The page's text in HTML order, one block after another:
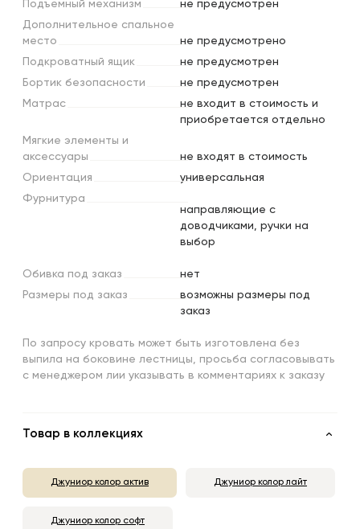
Подъемный механизм
не предусмотрен
Дополнительное спальное
место
не предусмотрено
Подкроватный ящик
не предусмотрен
Бортик безопасности
не предусмотрен
Матрас
не входит в стоимость и
приобретается отдельно
Мягкие элементы и
аксессуары
не входят в стоимость
Ориентация
универсальная
Фурнитура
направляющие c
доводчиками, ручки на
выбор
Обивка под заказ
нет
Размеры под заказ
возможны размеры под
заказ
По запросу кровать может быть изготовлена без
выпила на боковине лестницы, просьба согласовывать
с менеджером лии указывать в комментариях к заказу
Товар в коллекциях
Джуниор колор актив Джуниор колор лайт
Джуниор колор софт